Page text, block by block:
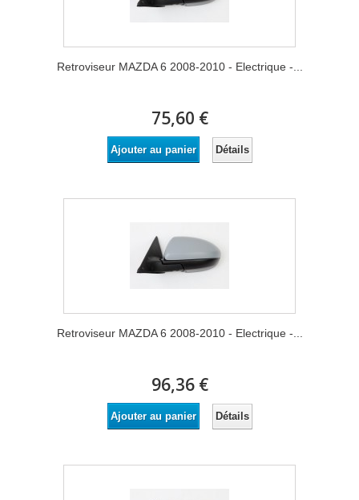
Retroviseur MAZDA 6 2008-2010 - Electrique -...
75,60 €
Ajouter au panier Détails
Retroviseur MAZDA 6 2008-2010 - Electrique -...
96,36 €
Ajouter au panier Détails